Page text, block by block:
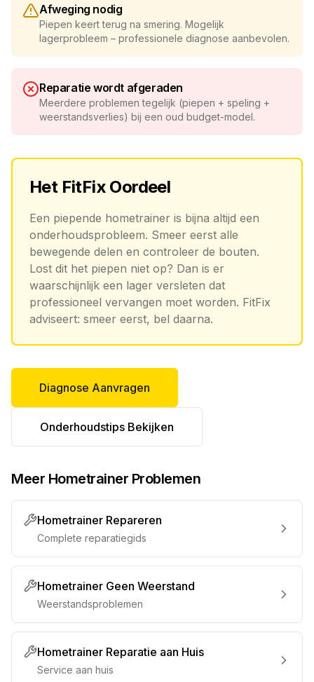
Afweging nodig
Piepen keert terug na smering. Mogelijk
lagerprobleem – professionele diagnose aanbevolen.
Reparatie wordt afgeraden
Meerdere problemen tegelijk (piepen + speling +
weerstandsverlies) bij een oud budget-model.
Het FitFix Oordeel
Een piepende hometrainer is bijna altijd een
onderhoudsprobleem. Smeer eerst alle
bewegende delen en controleer de bouten.
Lost dit het piepen niet op? Dan is er
waarschijnlijk een lager versleten dat
professioneel vervangen moet worden. FitFix
adviseert: smeer eerst, bel daarna.
Diagnose Aanvragen
Onderhoudstips Bekijken
Meer Hometrainer Problemen
Hometrainer Repareren
Complete reparatiegids
Hometrainer Geen Weerstand
Weerstandsproblemen
Hometrainer Reparatie aan Huis
Service aan huis